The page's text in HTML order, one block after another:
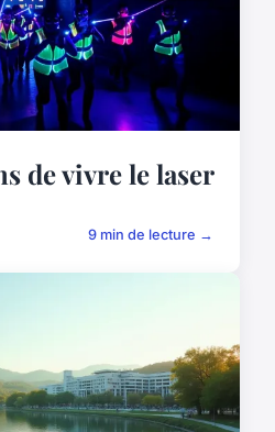
de vivre le laser
9 min de lecture →